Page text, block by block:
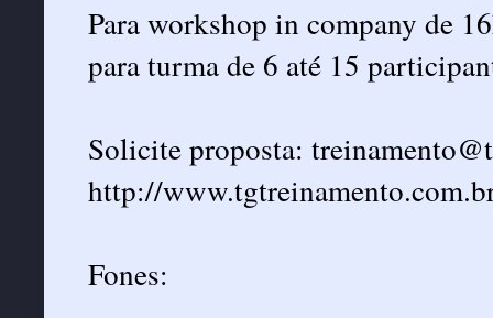
Para workshop in company de
para turma de 6 até 15
Solicite proposta:
http://
Fones: